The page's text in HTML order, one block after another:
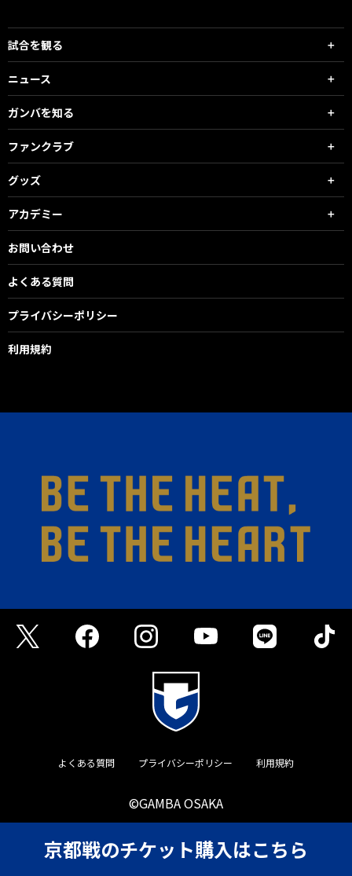
京都戦のチケット購入はこちら
試合を観る
ニュース
ガンバを知る
ファンクラブ
グッズ
アカデミー
お問い合わせ
よくある質問
プライバシーポリシー
利用規約
よくある質問 プライバシーポリシー 利用規約
©GAMBA OSAKA